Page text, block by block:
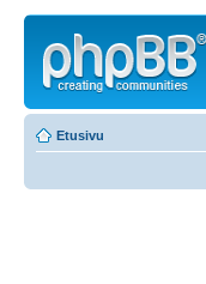
Etusivu